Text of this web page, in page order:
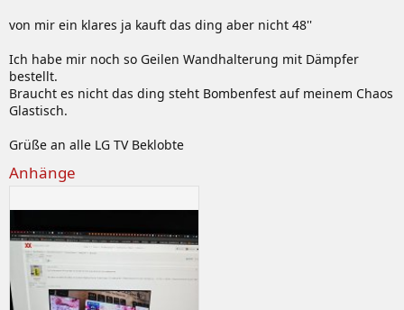
von mir ein klares ja kauft das ding aber nicht 48''
Ich habe mir noch so Geilen Wandhalterung mit Dämpfer
bestellt.
Braucht es nicht das ding steht Bombenfest auf meinem Chaos
Glastisch.
Grüße an alle LG TV Beklobte
Anhänge